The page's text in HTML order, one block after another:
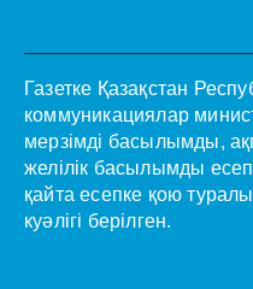
Газетке Қазақстан
коммуникациялар
мерзімді басылымды,
желілік басылымды
қайта есепке қою
куәлігі берілген.